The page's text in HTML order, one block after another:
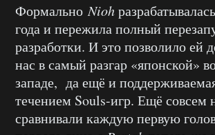
ФормальноNioh
года и пережила полный
разработки. И это позволило ей
нас в самый разгар «японской»
западе, да ещё и
течением Souls-игр. Ещё совсем
сравнивали каждую первую